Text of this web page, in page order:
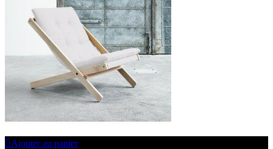
Ajouter au panier